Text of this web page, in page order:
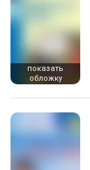
показать
обложку